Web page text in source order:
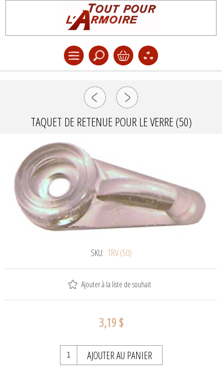
TAQUET DE RETENUE POUR LE VERRE (50)
SKU: TRV (50)
Ajouter à la liste de souhait
3,19 $
AJOUTER AU PANIER